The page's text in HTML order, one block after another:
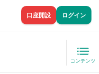
口座開設 ログイン
コンテンツ